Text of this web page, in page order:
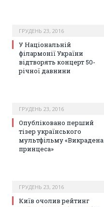
ГРУДЕНЬ 23, 2016
У Національній
філармонії України
відтворять концерт 50-
річної давнини
ГРУДЕНЬ 23, 2016
Опубліковано перший
тізер українського
мультфільму «Викрадена
принцеса»
ГРУДЕНЬ 23, 2016
Київ очолив рейтинг